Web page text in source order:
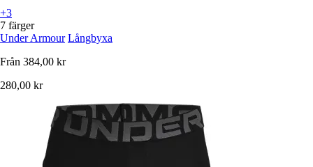
+3
7 färger
Under Armour Långbyxa
Från 384,00 kr
280,00 kr